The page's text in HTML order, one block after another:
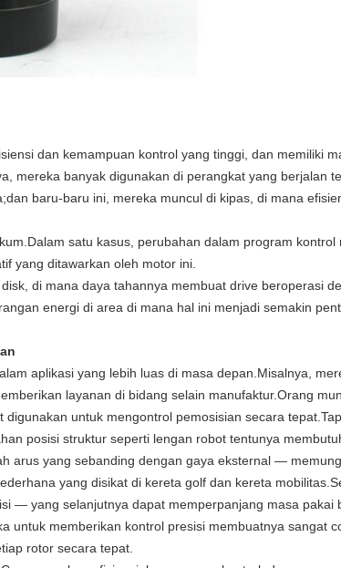
dan kemampuan kontrol yang tinggi, dan memiliki
mereka banyak digunakan di perangkat yang berjalan
baru-baru ini, mereka muncul di kipas, di mana
satu kasus, perubahan dalam program
yang ditawarkan oleh motor ini.
di mana daya tahannya membuat drive beroperasi
energi di area di mana hal ini menjadi semakin
aplikasi yang lebih luas di masa depan.Misalnya,
layanan di bidang selain manufaktur.Orang
untuk mengontrol pemosisian secara
posisi struktur seperti lengan robot tentunya
arus yang sebanding dengan gaya eksternal —
yang disikat di kereta golf dan kereta
— yang selanjutnya dapat memperpanjang masa pakai
untuk memberikan kontrol presisi membuatnya sangat
rotor secara tepat.